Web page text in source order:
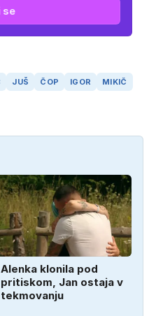
se
JUŠ ČOP IGOR MIKIČ
Alenka klonila pod
pritiskom, Jan ostaja v
tekmovanju